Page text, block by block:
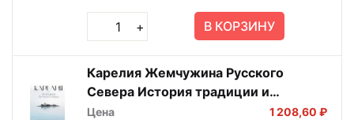
+ В КОРЗИНУ
Карелия Жемчужина Русского
Севера История традиции и
природные достопримечательности
Цена 1 208,60 ₽